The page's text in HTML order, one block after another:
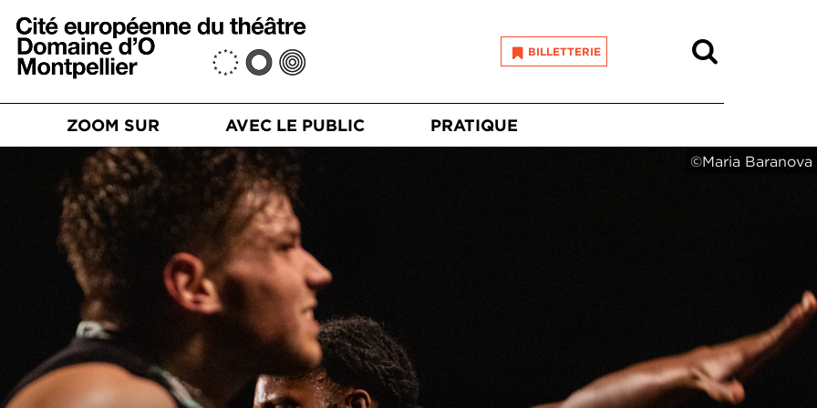
Aller au contenu principal
BILLETTERIE
principale
ZOOM SUR AVEC LE PUBLIC PRATIQUE
©Maria Baranova